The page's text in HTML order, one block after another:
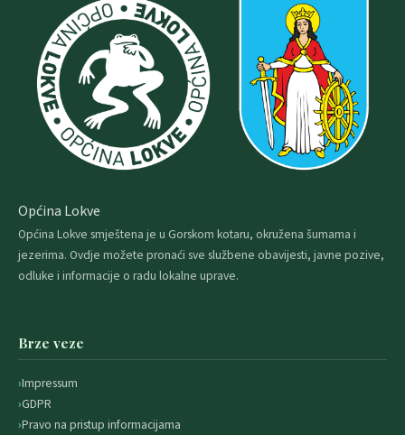
Općina Lokve
Općina Lokve smještena je u Gorskom kotaru, okružena šumama i
jezerima. Ovdje možete pronaći sve službene obavijesti, javne pozive,
odluke i informacije o radu lokalne uprave.
Brze veze
Impressum
GDPR
Pravo na pristup informacijama